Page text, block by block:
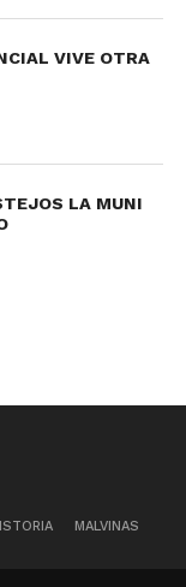
VIVE OTRA
LA MUNI
MALVINAS